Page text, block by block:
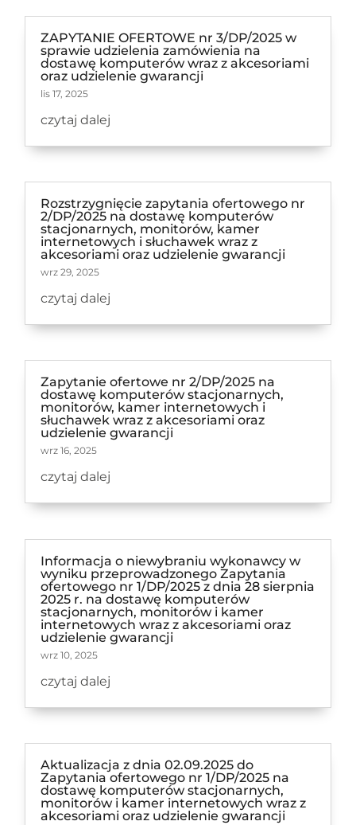
ZAPYTANIE OFERTOWE nr 3/DP/2025 w
sprawie udzielenia zamówienia na
dostawę komputerów wraz z akcesoriami
oraz udzielenie gwarancji
lis 17, 2025
czytaj dalej
Rozstrzygnięcie zapytania ofertowego nr
2/DP/2025 na dostawę komputerów
stacjonarnych, monitorów, kamer
internetowych i słuchawek wraz z
akcesoriami oraz udzielenie gwarancji
wrz 29, 2025
czytaj dalej
Zapytanie ofertowe nr 2/DP/2025 na
dostawę komputerów stacjonarnych,
monitorów, kamer internetowych i
słuchawek wraz z akcesoriami oraz
udzielenie gwarancji
wrz 16, 2025
czytaj dalej
Informacja o niewybraniu wykonawcy w
wyniku przeprowadzonego Zapytania
ofertowego nr 1/DP/2025 z dnia 28 sierpnia
2025 r. na dostawę komputerów
stacjonarnych, monitorów i kamer
internetowych wraz z akcesoriami oraz
udzielenie gwarancji
wrz 10, 2025
czytaj dalej
Aktualizacja z dnia 02.09.2025 do
Zapytania ofertowego nr 1/DP/2025 na
dostawę komputerów stacjonarnych,
monitorów i kamer internetowych wraz z
akcesoriami oraz udzielenie gwarancji